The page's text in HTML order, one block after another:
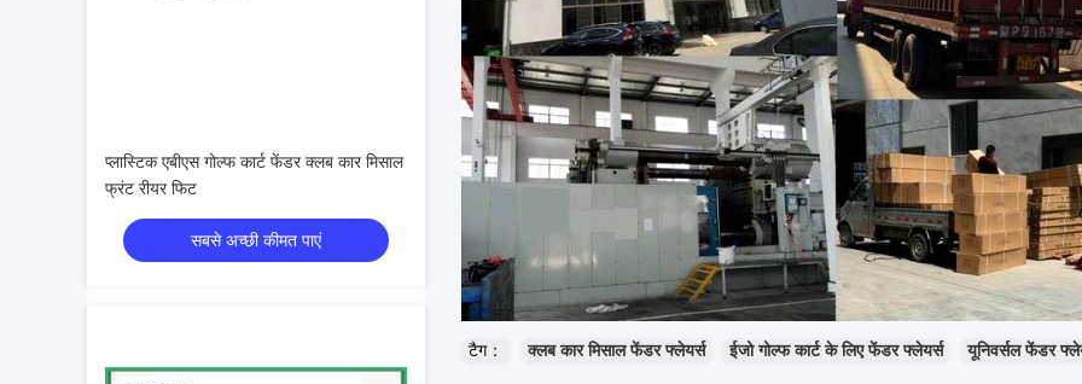
प्लास्टिक एबीएस गोल्फ कार्ट फेंडर क्लब कार मिसाल
फ्रंट रीयर फिट
सबसे अच्छी कीमत पाएं
टैग： क्लब कार मिसाल फेंडर फ्लेयर्स ईजो गोल्फ कार्ट के लिए फेंडर फ्लेयर्स यूनिवर्सल फेंडर